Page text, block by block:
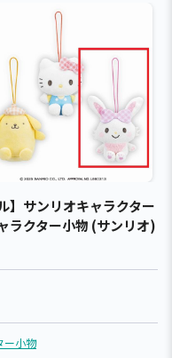
】サンリオキャラクター
ラクター小物 (サンリオ)
ー小物